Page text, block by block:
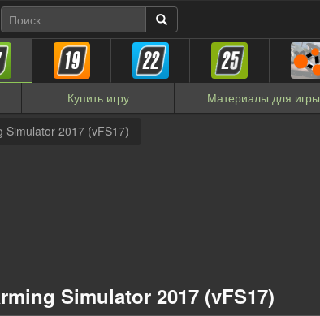
Купить игру Материалы для игры
2017 (vFS17)
Simulator 2017 (vFS17)